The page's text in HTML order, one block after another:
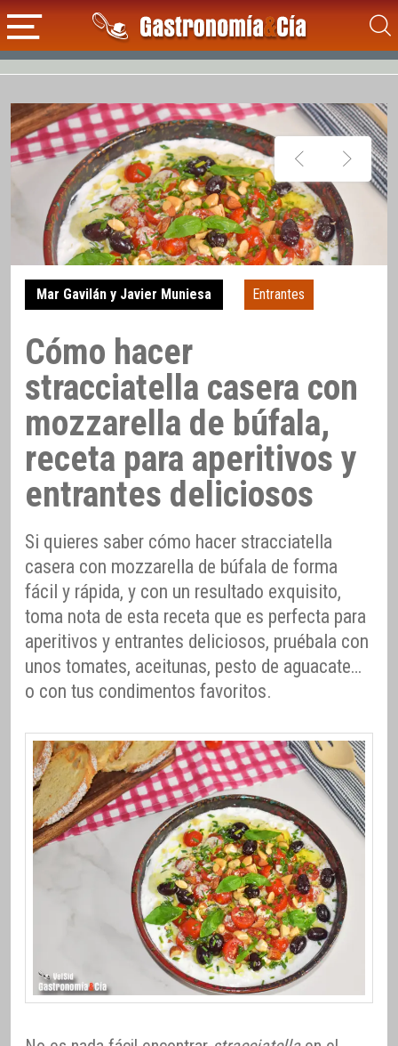
Mar Gavilán y Javier Muniesa Entrantes
Cómo hacer
stracciatella casera con
mozzarella de búfala,
receta para aperitivos y
entrantes deliciosos
Si quieres saber cómo hacer stracciatella
casera con mozzarella de búfala de forma
fácil y rápida, y con un resultado exquisito,
toma nota de esta receta que es perfecta para
aperitivos y entrantes deliciosos, pruébala con
unos tomates, aceitunas, pesto de aguacate…
o con tus condimentos favoritos.